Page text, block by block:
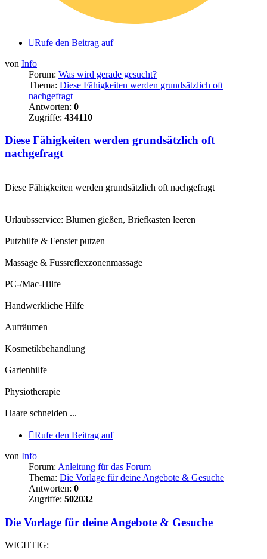
Rufe den Beitrag auf
von Info
Forum: Was wird gerade gesucht?
Thema: Diese Fähigkeiten werden grundsätzlich oft
nachgefragt
Antworten: 0
Zugriffe: 434110
Diese Fähigkeiten werden grundsätzlich oft
nachgefragt
Diese Fähigkeiten werden grundsätzlich oft nachgefragt
Urlaubsservice: Blumen gießen, Briefkasten leeren
Putzhilfe & Fenster putzen
Massage & Fussreflexzonenmassage
PC-/Mac-Hilfe
Handwerkliche Hilfe
Aufräumen
Kosmetikbehandlung
Gartenhilfe
Physiotherapie
Haare schneiden ...
Rufe den Beitrag auf
von Info
Forum: Anleitung für das Forum
Thema: Die Vorlage für deine Angebote & Gesuche
Antworten: 0
Zugriffe: 502032
Die Vorlage für deine Angebote & Gesuche
WICHTIG: